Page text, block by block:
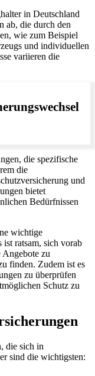
in Deutschland
ab, die durch den
wie zum Beispiel
und individuellen
variieren die
die spezifische
die
und
bietet
Bedürfnissen
wichtige
ist ratsam, sich vorab
zu
finden. Zudem ist es
zu überprüfen
Schutz zu
die sich in
sind die wichtigsten: